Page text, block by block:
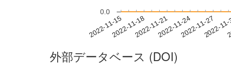
2022-11-152022-11-182022-11-212022-11-242022-11-27
2022-
0.0
外部データベース (DOI)